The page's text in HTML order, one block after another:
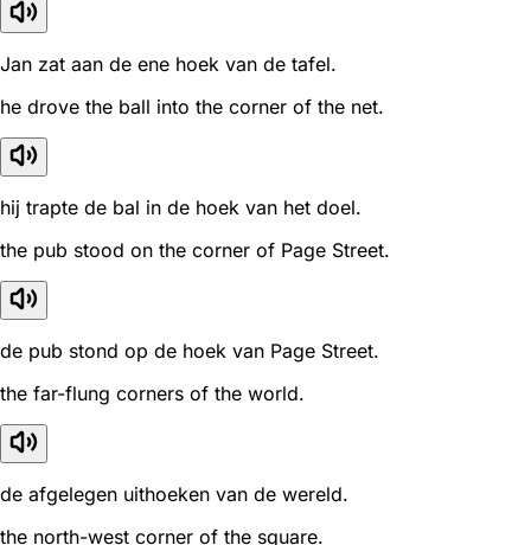
Jan zat aan de ene hoek van de tafel.
he drove the ball into the corner of the net.
hij trapte de bal in de hoek van het doel.
the pub stood on the corner of Page Street.
de pub stond op de hoek van Page Street.
the far-flung corners of the world.
de afgelegen uithoeken van de wereld.
the north-west corner of the square.